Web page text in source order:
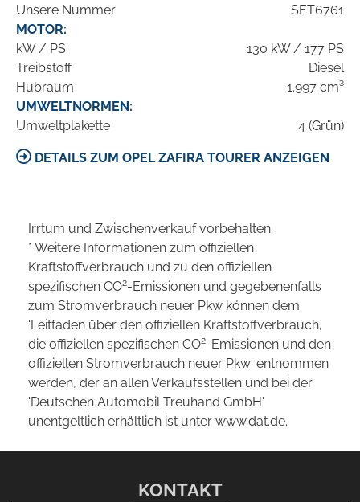
Unsere Nummer
SET6761
MOTOR:
kW / PS
130 kW / 177 PS
Treibstoff
Diesel
Hubraum
1.997 cm³
UMWELTNORMEN:
Umweltplakette
4 (Grün)
DETAILS ZUM OPEL ZAFIRA TOURER ANZEIGEN
Irrtum und Zwischenverkauf vorbehalten.
* Weitere Informationen zum offiziellen
Kraftstoffverbrauch und zu den offiziellen
spezifischen CO2-Emissionen und gegebenenfalls
zum Stromverbrauch neuer Pkw können dem
'Leitfaden über den offiziellen Kraftstoffverbrauch,
die offiziellen spezifischen CO2-Emissionen und den
offiziellen Stromverbrauch neuer Pkw' entnommen
werden, der an allen Verkaufsstellen und bei der
'Deutschen Automobil Treuhand GmbH'
unentgeltlich erhältlich ist unter www.dat.de.
KONTAKT